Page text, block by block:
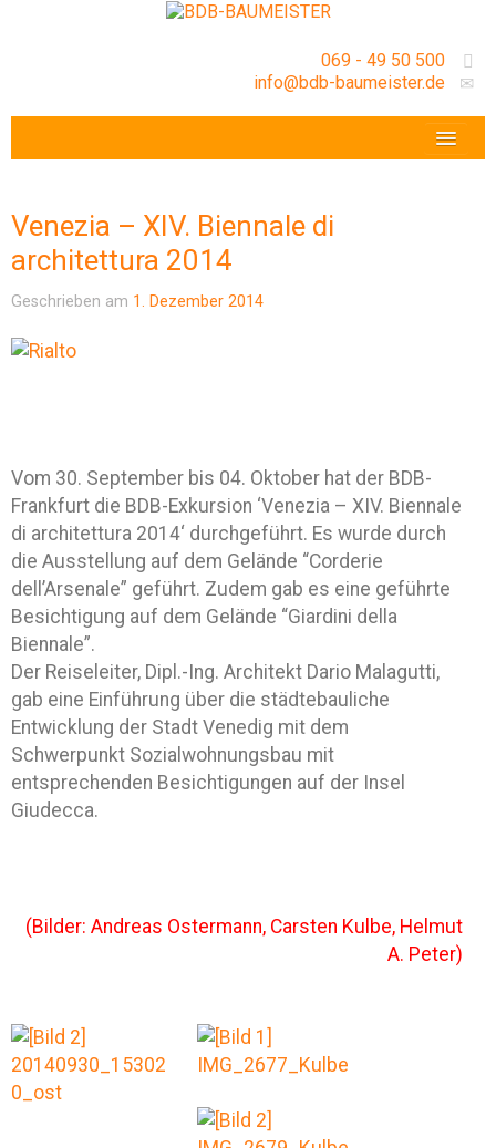
069 - 49 50 500
info@bdb-baumeister.de
GESCHÄFTSSTELLE
Venezia – XIV. Biennale di
architettura 2014
Geschrieben am 1. Dezember 2014
Vom 30. September bis 04. Oktober hat der BDB-
Frankfurt die BDB-Exkursion ‘Venezia – XIV. Biennale
di architettura 2014‘ durchgeführt. Es wurde durch
die Ausstellung auf dem Gelände “Corderie
dell’Arsenale” geführt. Zudem gab es eine geführte
Besichtigung auf dem Gelände “Giardini della
Biennale”.
Der Reiseleiter, Dipl.-Ing. Architekt Dario Malagutti,
gab eine Einführung über die städtebauliche
Entwicklung der Stadt Venedig mit dem
Schwerpunkt Sozialwohnungsbau mit
entsprechenden Besichtigungen auf der Insel
Giudecca.
(Bilder: Andreas Ostermann, Carsten Kulbe, Helmut
A. Peter)